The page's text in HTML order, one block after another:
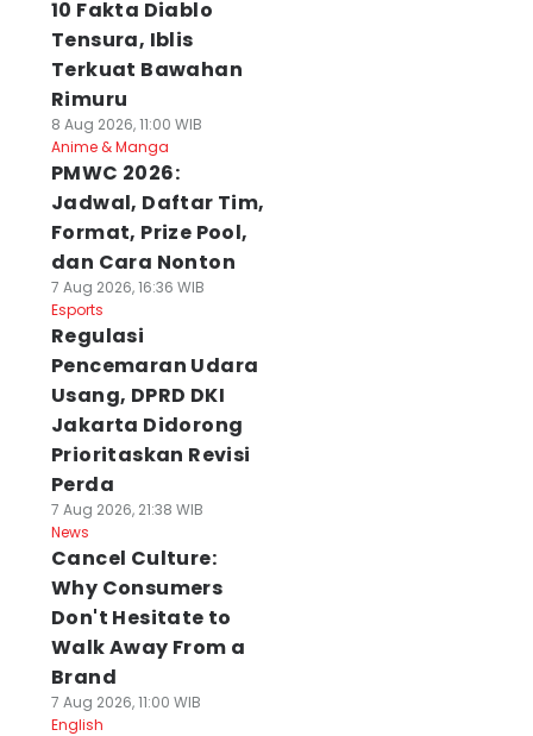
10 Fakta Diablo
Tensura, Iblis
Terkuat Bawahan
Rimuru
8 Aug 2026, 11:00 WIB
Anime & Manga
PMWC 2026:
Jadwal, Daftar Tim,
Format, Prize Pool,
dan Cara Nonton
7 Aug 2026, 16:36 WIB
Esports
Regulasi
Pencemaran Udara
Usang, DPRD DKI
Jakarta Didorong
Prioritaskan Revisi
Perda
7 Aug 2026, 21:38 WIB
News
Cancel Culture:
Why Consumers
Don't Hesitate to
Walk Away From a
Brand
7 Aug 2026, 11:00 WIB
English